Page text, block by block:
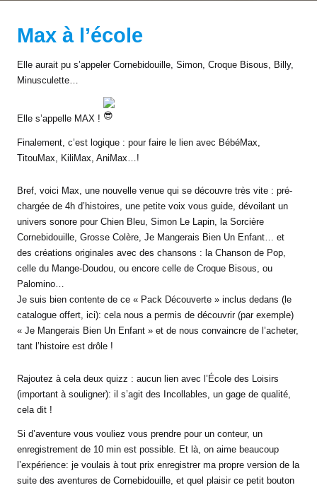
ît
e
s
h
s
t
o
ir
e
s
Max à l’école
Elle aurait pu s’appeler Cornebidouille, Simon, Croque Bisous, Billy,
Minusculette…
Elle s’appelle MAX !
Finalement, c’est logique : pour faire le lien avec BébéMax,
TitouMax, KiliMax, AniMax…!
Bref, voici Max, une nouvelle venue qui se découvre très vite : pré-
chargée de 4h d’histoires, une petite voix vous guide, dévoilant un
univers sonore pour Chien Bleu, Simon Le Lapin, la Sorcière
Cornebidouille, Grosse Colère, Je Mangerais Bien Un Enfant… et
des créations originales avec des chansons : la Chanson de Pop,
celle du Mange-Doudou, ou encore celle de Croque Bisous, ou
Palomino…
Je suis bien contente de ce « Pack Découverte » inclus dedans ( le
catalogue offert, ici): cela nous a permis de découvrir (par exemple)
« Je Mangerais Bien Un Enfant » et de nous convaincre de l’acheter,
tant l’histoire est drôle !
Rajoutez à cela deux quizz : aucun lien avec l’École des Loisirs
(important à souligner): il s’agit des Incollables, un gage de qualité,
cela dit !
Si d’aventure vous vouliez vous prendre pour un conteur, un
enregistrement de 10 min est possible. Et là, on aime beaucoup
l’expérience: je voulais à tout prix enregistrer ma propre version de la
suite des aventures de Cornebidouille, et quel plaisir ce petit bouton